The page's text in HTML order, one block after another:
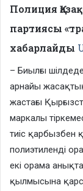
Полиция
партиясы
хабарлайды
– Биылғы
арнайы жасақтың
жастағы
маркалы
тиіс қарбызбен
полиэтиленді
екі орама
қылмысына